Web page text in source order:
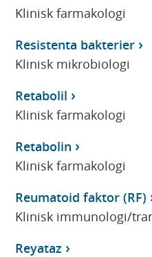
Klinisk farmakologi
Resistenta bakterier
Klinisk mikrobiologi
Retabolil
Klinisk farmakologi
Retabolin
Klinisk farmakologi
Reumatoid faktor (RF)
Klinisk immunologi/
Reyataz